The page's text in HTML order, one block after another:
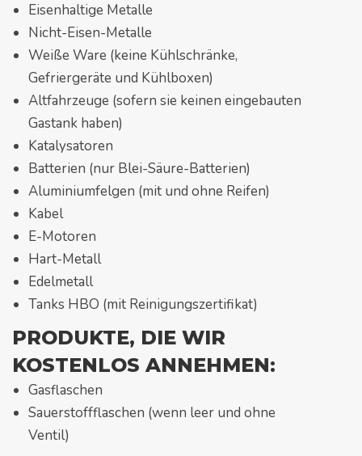
Eisenhaltige Metalle
Nicht-Eisen-Metalle
Weiße Ware (keine Kühlschränke,
Gefriergeräte und Kühlboxen)
Altfahrzeuge (sofern sie keinen eingebauten
Gastank haben)
Katalysatoren
Batterien (nur Blei-Säure-Batterien)
Aluminiumfelgen (mit und ohne Reifen)
Kabel
E-Motoren
Hart-Metall
Edelmetall
Tanks HBO (mit Reinigungszertifikat)
PRODUKTE, DIE WIR
KOSTENLOS ANNEHMEN:
Gasflaschen
Sauerstoffflaschen (wenn leer und ohne
Ventil)